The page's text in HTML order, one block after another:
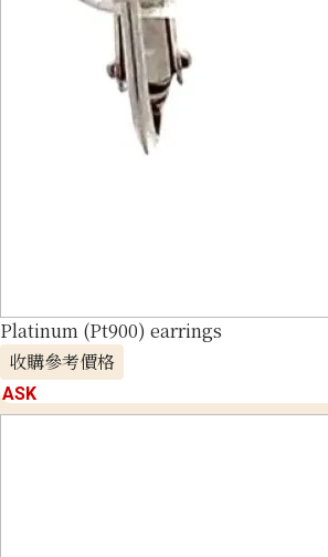
Platinum (Pt900) earrings
收購參考價格
ASK